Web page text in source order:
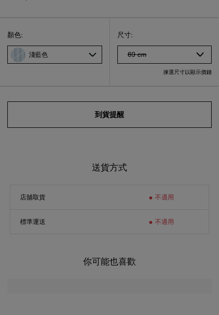
選擇尺碼
Select
尺寸:
69 cm
揀選尺寸以顯示價錢
Select
顏色:
淺藍色
到貨提醒
送貨方式
店舖取貨 不適用
標準運送 不適用
你可能也喜歡